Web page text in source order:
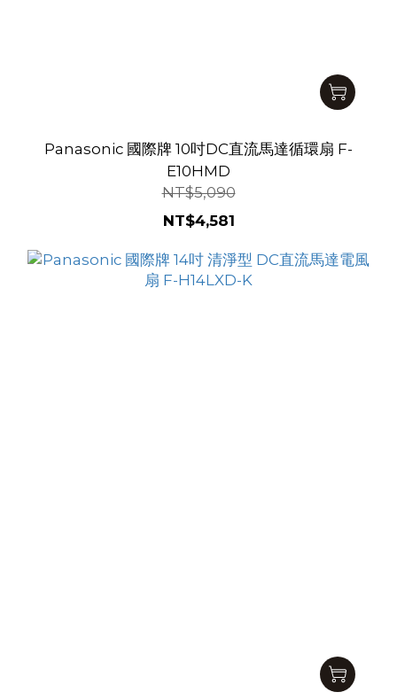
Panasonic 國際牌 10吋DC直流馬達循環扇 F-
E10HMD
NT$5,090
NT$4,581